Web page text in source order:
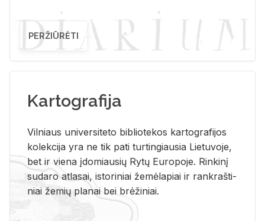
PERŽIŪRĖTI
Kartografija
Vil­niaus uni­ver­si­te­to bi­b­lio­te­kos kar­to­gra­fi­jos
ko­lek­ci­ja yra ne tik pati tur­tin­giau­sia Lie­tu­vo­je,
bet ir vie­na įdo­miau­sių Rytų Eu­ro­po­je. Rin­ki­nį
su­da­ro at­la­sai, is­to­ri­niai že­mė­la­piai ir rank­raš­ti­
niai že­mių pla­nai bei brė­ži­niai.